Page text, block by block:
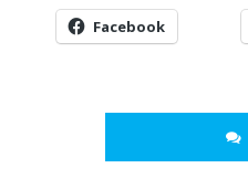
Facebook